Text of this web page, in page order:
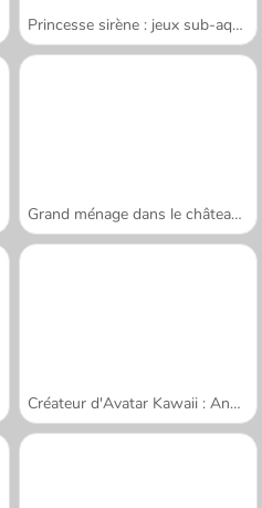
Princesse sirène : jeux sub-aquatiques
Grand ménage dans le château de glace
Créateur d'Avatar Kawaii : Ange ou Démon